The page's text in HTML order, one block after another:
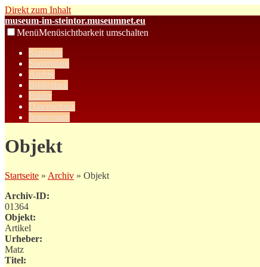
Direkt zum Inhalt
museum-im-steintor.museumnet.eu
MenüMenüsichtbarkeit umschalten
Startseite
Sammlung
Archiv
Bibliothek
Bilder
Datenschutz
Impressum
Objekt
Startseite » Archiv » Objekt
Archiv-ID:
01364
Objekt:
Artikel
Urheber:
Matz
Titel: